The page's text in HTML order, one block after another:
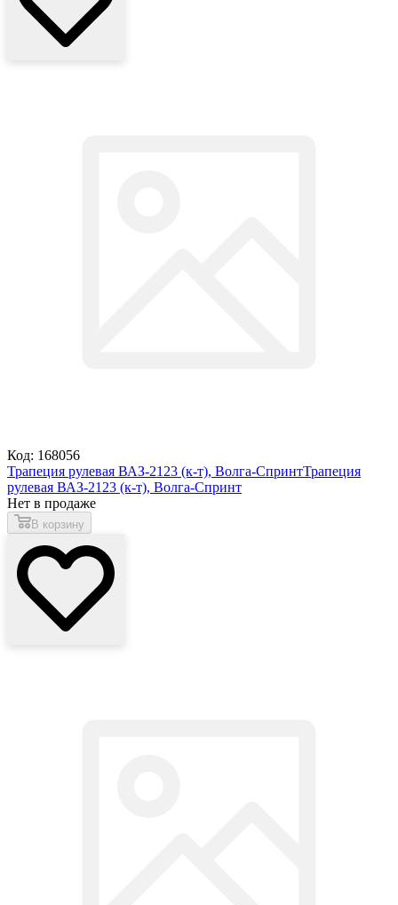
Код: 168056
Трапеция рулевая ВАЗ-2123 (к-т), Волга-СпринтТрапеция
рулевая ВАЗ-2123 (к-т), Волга-Спринт
Нет в продаже
В корзину